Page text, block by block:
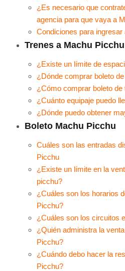
¿Es necesario que
agencia para que vaya a
Condiciones para
Trenes a Machu Picchu
¿Existe un límite de
¿Dónde comprar boleto
¿Cómo comprar boleto de
¿Cuánto equipaje puedo
¿Dónde puedo obtener
Boleto Machu Picchu
Cuáles son las entradas
Picchu
¿Existe un límite en la
picchu?
¿Cuáles son los horarios
Picchu?
¿Cuáles son los circuitos
¿Quién administra la
Picchu?
¿Cuándo debo hacer la
Picchu?